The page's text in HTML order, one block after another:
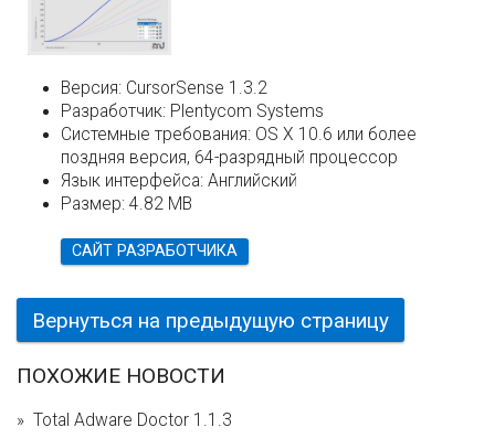
Версия: CursorSense 1.3.2
Разработчик: Plentycom Systems
Системные требования: OS X 10.6 или более
поздняя версия, 64-разрядный процессор
Язык интерфейса: Английский
Размер: 4.82 MB
САЙТ РАЗРАБОТЧИКА
Вернуться на предыдущую страницу
ПОХОЖИЕ НОВОСТИ
Total Adware Doctor 1.1.3